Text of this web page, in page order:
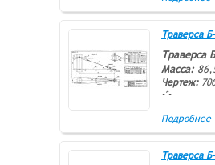
Траверса
Траверса
Масса:
Чертеж:
-*-
Подробнее
Траверса